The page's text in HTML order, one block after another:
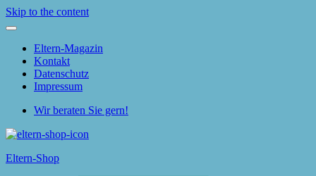
Skip to the content
Eltern-Magazin
Kontakt
Datenschutz
Impressum
Wir beraten Sie gern!
Eltern-Shop